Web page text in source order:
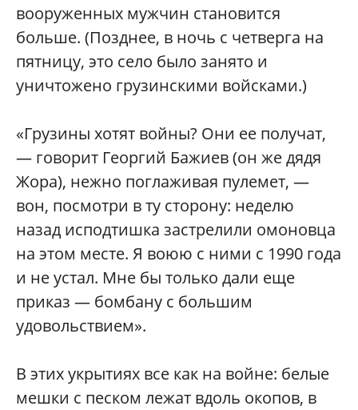
вооруженных мужчин становится
больше. (Позднее, в ночь с четверга на
пятницу, это село было занято и
уничтожено грузинскими войсками.)
«Грузины хотят войны? Они ее получат,
— говорит Георгий Бажиев (он же дядя
Жора), нежно поглаживая пулемет, —
вон, посмотри в ту сторону: неделю
назад исподтишка застрелили омоновца
на этом месте. Я воюю с ними с 1990 года
и не устал. Мне бы только дали еще
приказ — бомбану с большим
удовольствием».
В этих укрытиях все как на войне: белые
мешки с песком лежат вдоль окопов, в